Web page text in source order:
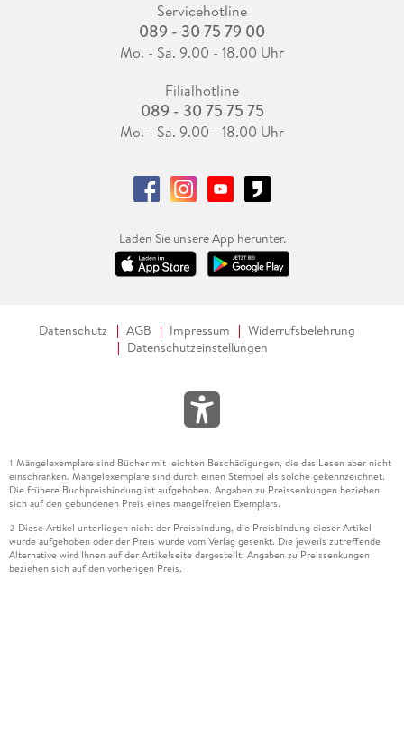
Servicehotline
089 - 30 75 79 00
Mo. - Sa. 9.00 - 18.00 Uhr
Filialhotline
089 - 30 75 75 75
Mo. - Sa. 9.00 - 18.00 Uhr
Laden Sie unsere App herunter.
Datenschutz AGB Impressum
Widerrufsbelehrung
Datenschutzeinstellungen
1 Mängelexemplare sind Bücher mit leichten Beschädigungen, die das Lesen aber nicht
einschränken. Mängelexemplare sind durch einen Stempel als solche gekennzeichnet.
Die frühere Buchpreisbindung ist aufgehoben. Angaben zu Preissenkungen beziehen
sich auf den gebundenen Preis eines mangelfreien Exemplars.
2 Diese Artikel unterliegen nicht der Preisbindung, die Preisbindung dieser Artikel
wurde aufgehoben oder der Preis wurde vom Verlag gesenkt. Die jeweils zutreffende
Alternative wird Ihnen auf der Artikelseite dargestellt. Angaben zu Preissenkungen
beziehen sich auf den vorherigen Preis.